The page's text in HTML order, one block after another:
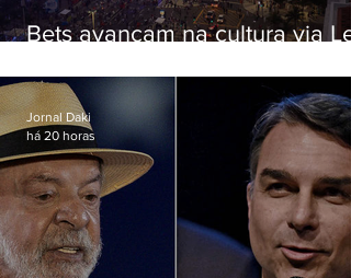
Bets avançam na cultura via Lei
artistas
Jornal Daki
há 20 horas